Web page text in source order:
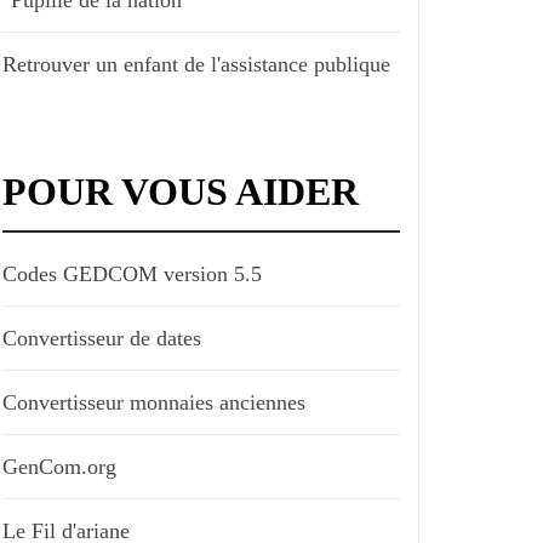
Retrouver un enfant de l'assistance publique
POUR VOUS AIDER
Codes GEDCOM version 5.5
Convertisseur de dates
Convertisseur monnaies anciennes
GenCom.org
Le Fil d'ariane